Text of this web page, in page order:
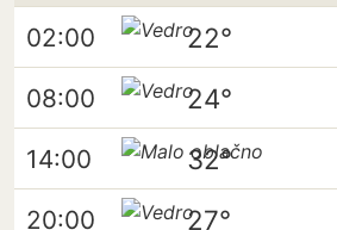
02:00 22°
08:00 24°
14:00 32°
20:00 27°